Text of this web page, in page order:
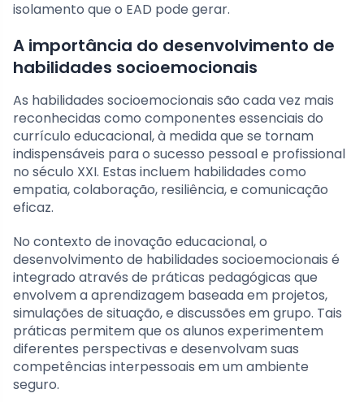
isolamento que o EAD pode gerar.
A importância do desenvolvimento de
habilidades socioemocionais
As habilidades socioemocionais são cada vez mais
reconhecidas como componentes essenciais do
currículo educacional, à medida que se tornam
indispensáveis para o sucesso pessoal e profissional
no século XXI. Estas incluem habilidades como
empatia, colaboração, resiliência, e comunicação
eficaz.
No contexto de inovação educacional, o
desenvolvimento de habilidades socioemocionais é
integrado através de práticas pedagógicas que
envolvem a aprendizagem baseada em projetos,
simulações de situação, e discussões em grupo. Tais
práticas permitem que os alunos experimentem
diferentes perspectivas e desenvolvam suas
competências interpessoais em um ambiente
seguro.